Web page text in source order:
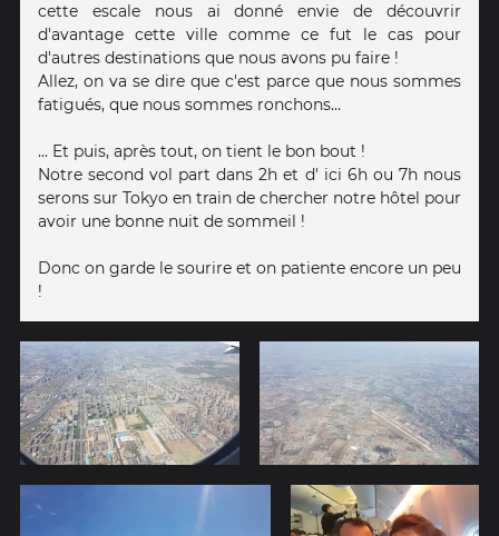
cette escale nous ai donné envie de découvrir
d'avantage cette ville comme ce fut le cas pour
d'autres destinations que nous avons pu faire !
Allez, on va se dire que c'est parce que nous sommes
fatigués, que nous sommes ronchons...
... Et puis, après tout, on tient le bon bout !
Notre second vol part dans 2h et d' ici 6h ou 7h nous
serons sur Tokyo en train de chercher notre hôtel pour
avoir une bonne nuit de sommeil !
Donc on garde le sourire et on patiente encore un peu
!